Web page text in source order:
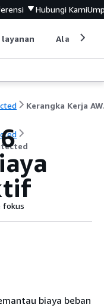
Hubungi Kami
layanan Alat
fokus
biaya beban